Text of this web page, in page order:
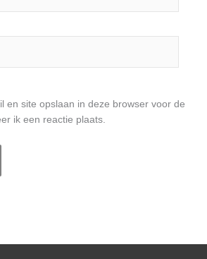
en site opslaan in deze browser voor de
ik een reactie plaats.